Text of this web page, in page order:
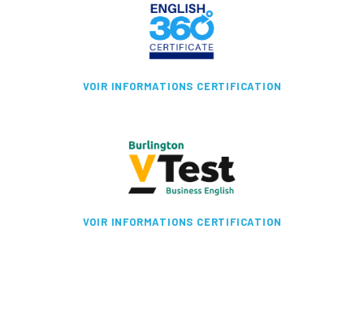
VOIR INFORMATIONS CERTIFICATION
VOIR INFORMATIONS CERTIFICATION